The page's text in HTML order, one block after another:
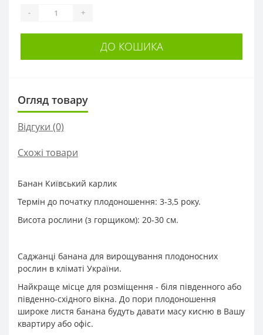
- +
ДО КОШИКА
Огляд товару
Відгуки (0)
Схожі товари
Банан Київський карлик
Термін до початку плодоношення: 3-3,5 року.
Висота рослини (з горщиком): 20-30 см.
Саджанці банана для вирощування плодоносних
рослин в кліматі України.
Найкраще місце для розміщення - біля південного або
південно-східного вікна. До пори плодоношення
широке листя банана будуть давати масу кисню в Вашу
квартиру або офіс.